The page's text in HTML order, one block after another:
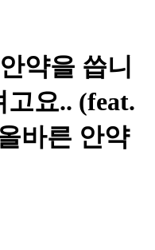
약을 씁니
요.. (feat.
바른 안약